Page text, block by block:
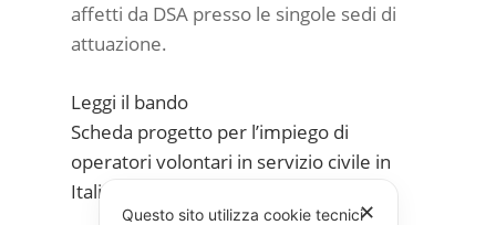
affetti da DSA presso le singole sedi di
attuazione.
Leggi il bando
Scheda progetto per l’impiego di
operatori volontari in servizio civile in
Italia
✕
Questo sito utilizza cookie tecnici